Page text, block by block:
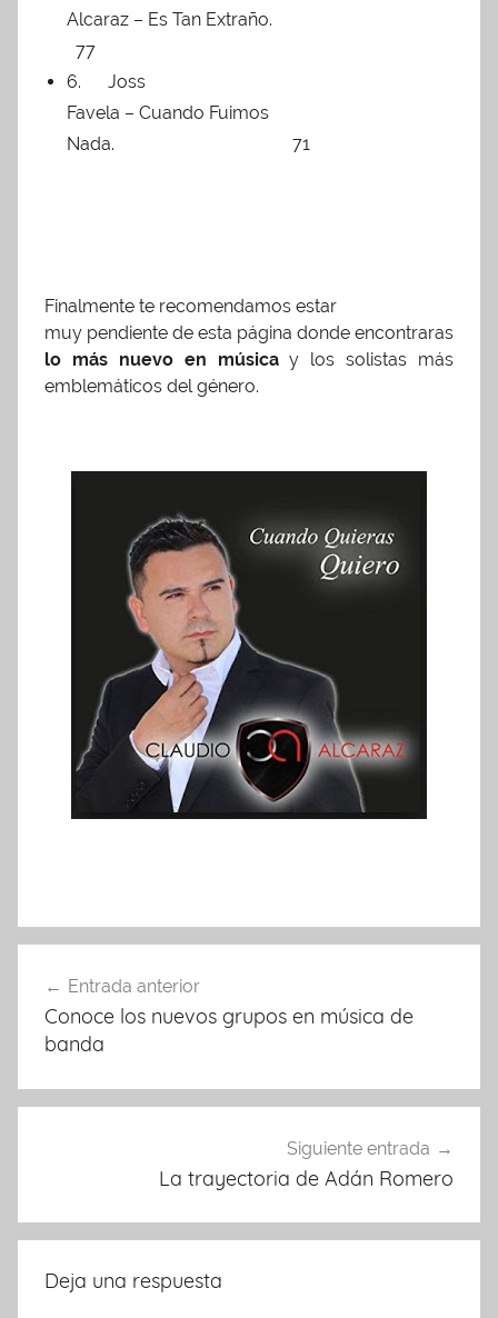
Alcaraz – Es Tan Extraño.
77
6. Joss
Favela – Cuando Fuimos
Nada. 71
Finalmente te recomendamos estar
muy pendiente de esta página donde encontraras
lo más nuevo en músicay los solistas más
emblemáticos del género.
de
entradas
Entrada anterior
Conoce los nuevos grupos en música de
banda
Siguiente entrada
La trayectoria de Adán Romero
Deja una respuesta